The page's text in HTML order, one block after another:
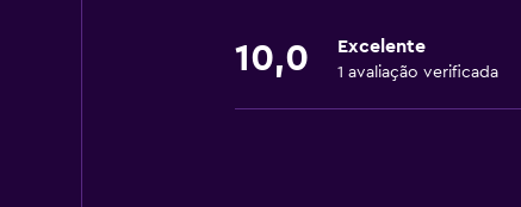
10,0 Excelente
1 avaliação verificada